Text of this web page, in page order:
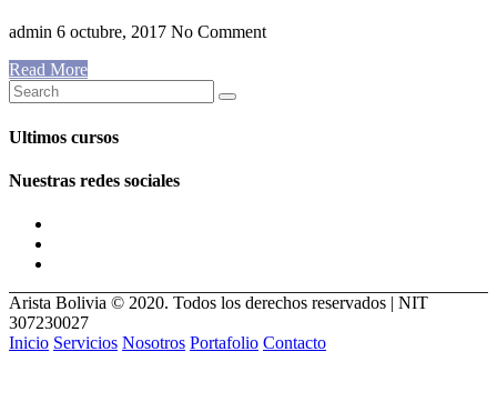
admin 6 octubre, 2017 No Comment
Read More
Ultimos cursos
Nuestras redes sociales
Arista Bolivia © 2020. Todos los derechos reservados | NIT
307230027
Inicio Servicios Nosotros Portafolio Contacto